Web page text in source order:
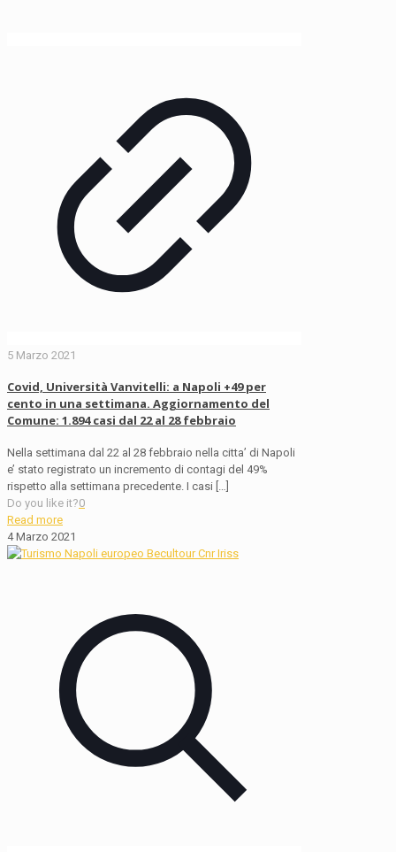
5 Marzo 2021
Covid, Università Vanvitelli: a Napoli +49 per
cento in una settimana. Aggiornamento del
Comune: 1.894 casi dal 22 al 28 febbraio
Nella settimana dal 22 al 28 febbraio nella citta’ di Napoli
e’ stato registrato un incremento di contagi del 49%
rispetto alla settimana precedente. I casi […]
Do you like it?0
Read more
4 Marzo 2021